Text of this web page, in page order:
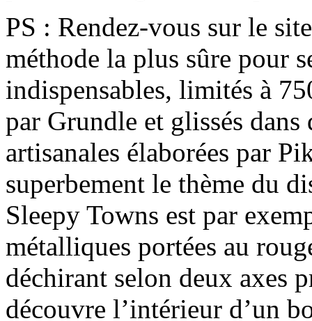
PS : Rendez-vous sur le
méthode la plus sûre pour
indispensables, limités à
par Grundle et glissés dans
artisanales élaborées par
superbement le thème du
Sleepy Towns est par
métalliques portées au
déchirant selon deux axes
découvre l’intérieur d’un